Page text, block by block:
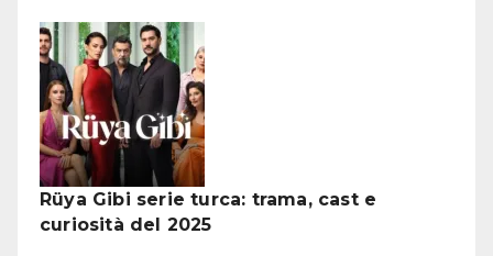
Rüya Gibi serie turca: trama, cast e
curiosità del 2025